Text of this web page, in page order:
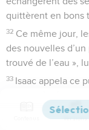
quittèrent en bons
32 Ce même jour,
des nouvelles
trouvé de l’eau »,
33 Isaac appela ce
Berchéba – “Puits
Versions